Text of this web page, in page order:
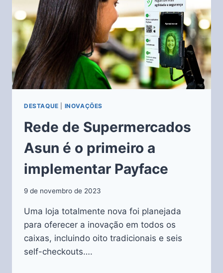
DESTAQUE INOVAÇÕES
Rede de Supermercados
Asun é o primeiro a
implementar Payface
9 de novembro de 2023
Uma loja totalmente nova foi planejada
para oferecer a inovação em todos os
caixas, incluindo oito tradicionais e seis
self-checkouts….